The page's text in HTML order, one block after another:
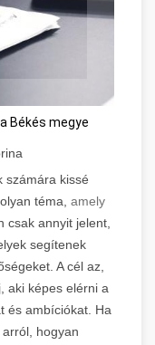
Békés megye
számára kissé
téma, amely
csak annyit jelent,
segítenek
A cél az,
aki képes elérni a
és ambíciókat. Ha
hogyan